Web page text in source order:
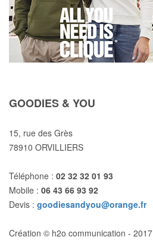
GOODIES & YOU
15, rue des Grès
78910 ORVILLIERS
Téléphone : 02 32 32 01 93
Mobile : 06 43 66 93 92
Devis : goodiesandyou@orange.fr
Création © h2o communication - 2017